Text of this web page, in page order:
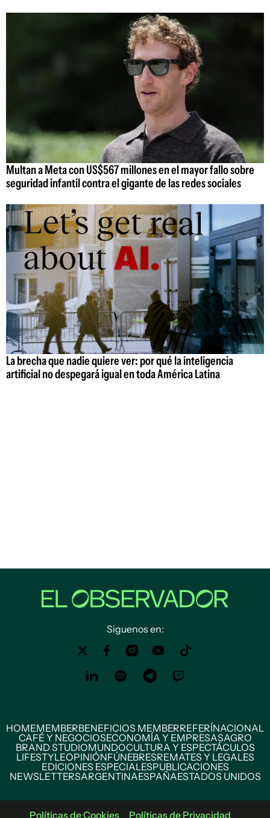
Multan a Meta con US$567 millones en el mayor fallo sobre
seguridad infantil contra el gigante de las redes sociales
La brecha que nadie quiere ver: por qué la inteligencia
artificial no despegará igual en toda América Latina
Siguenos en:
HOMEMEMBERBENEFICIOS MEMBERREFERÍNACIONAL
CAFÉ Y NEGOCIOSECONOMÍA Y EMPRESASAGRO
BRAND STUDIOMUNDOCULTURA Y ESPECTÁCULOS
LIFESTYLEOPINIÓNFÚNEBRESREMATES Y LEGALES
EDICIONES ESPECIALESPUBLICACIONES
NEWSLETTERSARGENTINAESPAÑAESTADOS UNIDOS
Políticas de Cookies Políticas de Privacidad